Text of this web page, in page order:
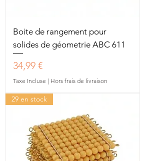
Boite de rangement pour
solides de géometrie ABC 611
Prix
34,99 €
Taxe Incluse | Hors frais de livraison
29 en stock